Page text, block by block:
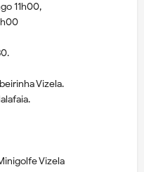
11h00,
Vizela.
Vizela